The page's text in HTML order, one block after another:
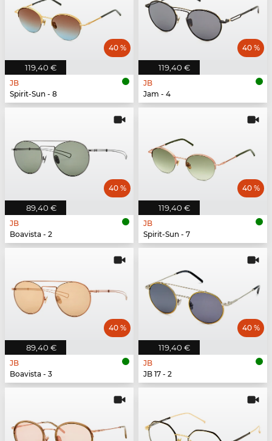
119,40 €
40 %
JB
Spirit-Sun - 8
119,40 €
40 %
JB
Jam - 4
89,40 €
40 %
JB
Boavista - 2
119,40 €
40 %
JB
Spirit-Sun - 7
89,40 €
40 %
JB
Boavista - 3
119,40 €
40 %
JB
JB 17 - 2